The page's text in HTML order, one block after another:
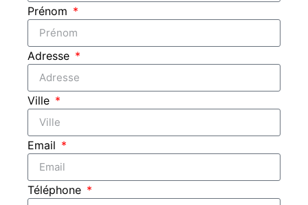
Prénom
Adresse
Ville
Email
Téléphone